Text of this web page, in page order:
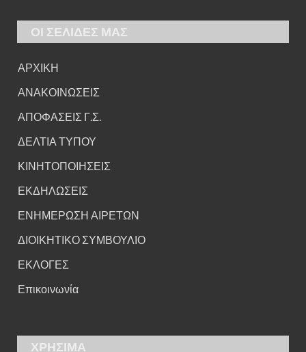
ΟΙ ΣΕΛΙΔΕΣ ΜΑΣ
ΑΡΧΙΚΗ
ΑΝΑΚΟΙΝΩΣΕΙΣ
ΑΠΟΦΑΣΕΙΣ Γ.Σ.
ΔΕΛΤΙΑ ΤΥΠΟΥ
ΚΙΝΗΤΟΠΟΙΗΣΕΙΣ
ΕΚΔΗΛΩΣΕΙΣ
ΕΝΗΜΕΡΩΣΗ ΑΙΡΕΤΩΝ
ΔΙΟΙΚΗΤΙΚΟ ΣΥΜΒΟΥΛΙΟ
ΕΚΛΟΓΕΣ
Επικοινωνία
ΧΡΗΣΙΜΑ